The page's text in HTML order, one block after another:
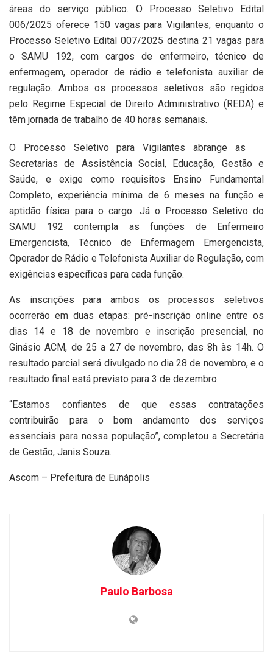
áreas do serviço público. O Processo Seletivo Edital
006/2025 oferece 150 vagas para Vigilantes, enquanto o
Processo Seletivo Edital 007/2025 destina 21 vagas para
o SAMU 192, com cargos de enfermeiro, técnico de
enfermagem, operador de rádio e telefonista auxiliar de
regulação. Ambos os processos seletivos são regidos
pelo Regime Especial de Direito Administrativo (REDA) e
têm jornada de trabalho de 40 horas semanais.
O Processo Seletivo para Vigilantes abrange as
Secretarias de Assistência Social, Educação, Gestão e
Saúde, e exige como requisitos Ensino Fundamental
Completo, experiência mínima de 6 meses na função e
aptidão física para o cargo. Já o Processo Seletivo do
SAMU 192 contempla as funções de Enfermeiro
Emergencista, Técnico de Enfermagem Emergencista,
Operador de Rádio e Telefonista Auxiliar de Regulação, com
exigências específicas para cada função.
As inscrições para ambos os processos seletivos
ocorrerão em duas etapas: pré-inscrição online entre os
dias 14 e 18 de novembro e inscrição presencial, no
Ginásio ACM, de 25 a 27 de novembro, das 8h às 14h. O
resultado parcial será divulgado no dia 28 de novembro, e o
resultado final está previsto para 3 de dezembro.
“Estamos confiantes de que essas contratações
contribuirão para o bom andamento dos serviços
essenciais para nossa população”, completou a Secretária
de Gestão, Janis Souza.
Ascom – Prefeitura de Eunápolis
Paulo Barbosa